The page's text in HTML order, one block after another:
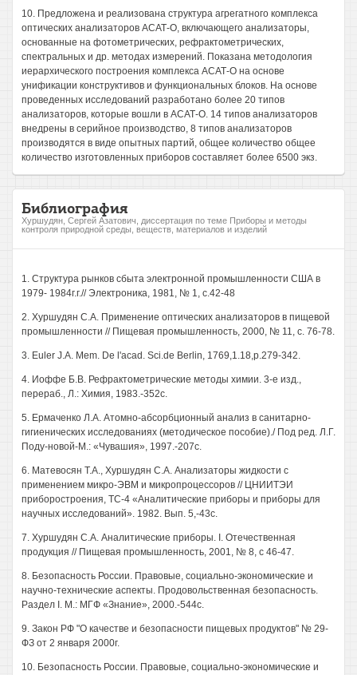
10. Предложена и реализована структура агрегатного комплекса
оптических анализаторов АСАТ-О, включающего анализаторы,
основанные на фотометрических, рефрактометрических,
спектральных и др. методах измерений. Показана методология
иерархического построения комплекса АСАТ-О на основе
унификации конструктивов и функциональных блоков. На основе
проведенных исследований разработано более 20 типов
анализаторов, которые вошли в АСАТ-О. 14 типов анализаторов
внедрены в серийное производство, 8 типов анализаторов
производятся в виде опытных партий, общее количество общее
количество изготовленных приборов составляет более 6500 экз.
Библиография
Хуршудян, Сергей Азатович, диссертация по теме Приборы и методы
контроля природной среды, веществ, материалов и изделий
1. Структура рынков сбыта электронной промышленности США в
1979- 1984г.г.// Электроника, 1981, № 1, с.42-48
2. Хуршудян С.А. Применение оптических анализаторов в пищевой
промышленности // Пищевая промышленность, 2000, № 11, с. 76-78.
3. Euler J.A. Mem. De l'acad. Sci.de Berlin, 1769,1.18,p.279-342.
4. Иоффе Б.В. Рефрактометрические методы химии. 3-е изд.,
перераб., Л.: Химия, 1983.-352с.
5. Ермаченко Л.А. Атомно-абсорбционный анализ в санитарно-
гигиенических исследованиях (методическое пособие)./ Под ред. Л.Г.
Поду-новой-М.: «Чувашия», 1997.-207с.
6. Матевосян Т.А., Хуршудян С.А. Анализаторы жидкости с
применением микро-ЭВМ и микропроцессоров // ЦНИИТЭИ
приборостроения, ТС-4 «Аналитические приборы и приборы для
научных исследований». 1982. Вып. 5,-43с.
7. Хуршудян С.А. Аналитические приборы. I. Отечественная
продукция // Пищевая промышленность, 2001, № 8, с 46-47.
8. Безопасность России. Правовые, социально-экономические и
научно-технические аспекты. Продовольственная безопасность.
Раздел I. М.: МГФ «Знание», 2000.-544с.
9. Закон РФ "О качестве и безопасности пищевых продуктов" № 29-
ФЗ от 2 января 2000г.
10. Безопасность России. Правовые, социально-экономические и